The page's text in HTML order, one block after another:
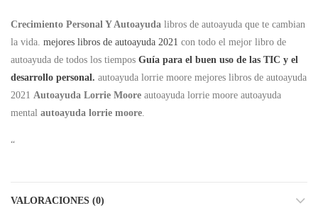
Crecimiento Personal Y Autoayuda libros de autoayuda que te cambian
la vida. mejores libros de autoayuda 2021 con todo el mejor libro de
autoayuda de todos los tiempos Guía para el buen uso de las TIC y el
desarrollo personal. autoayuda lorrie moore mejores libros de autoayuda
2021 Autoayuda Lorrie Moore autoayuda lorrie moore autoayuda
mental autoayuda lorrie moore.
“
VALORACIONES (0)